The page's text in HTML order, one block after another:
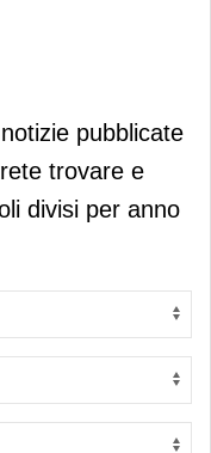
pubblicate
trovare e
divisi per anno